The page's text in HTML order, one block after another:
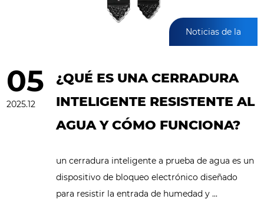
Noticias de la
05
2025.12
¿QUÉ ES UNA CERRADURA
INTELIGENTE RESISTENTE AL
AGUA Y CÓMO FUNCIONA?
un cerradura inteligente a prueba de agua es un
dispositivo de bloqueo electrónico diseñado
para resistir la entrada de humedad y ...